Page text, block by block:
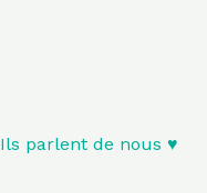
Ils parlent de nous ♥️